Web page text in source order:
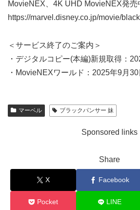
MovieNEX、4K UHD MovieNEX発売
https://marvel.disney.co.jp/movie/
＜サービス終了のご案内＞
・デジタルコピー(本編)新規取得：
・MovieNEXワールド：2025年9月
マーベル ブラックパンサー 妹
Sponsored links
Share
X Facebook
Pocket LINE